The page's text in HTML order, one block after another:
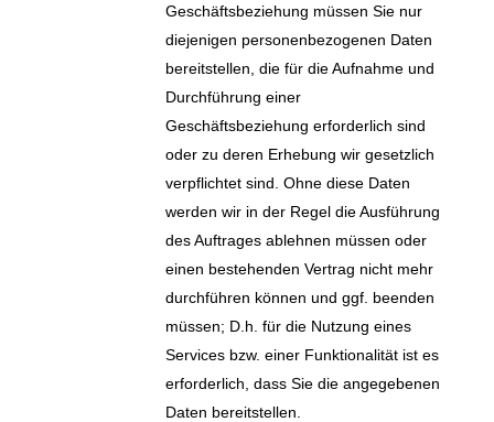
Geschäftsbeziehung müssen Sie nur
diejenigen personenbezogenen Daten
bereitstellen, die für die Aufnahme und
Durchführung einer
Geschäftsbeziehung erforderlich sind
oder zu deren Erhebung wir gesetzlich
verpflichtet sind. Ohne diese Daten
werden wir in der Regel die Ausführung
des Auftrages ablehnen müssen oder
einen bestehenden Vertrag nicht mehr
durchführen können und ggf. beenden
müssen; D.h. für die Nutzung eines
Services bzw. einer Funktionalität ist es
erforderlich, dass Sie die angegebenen
Daten bereitstellen.